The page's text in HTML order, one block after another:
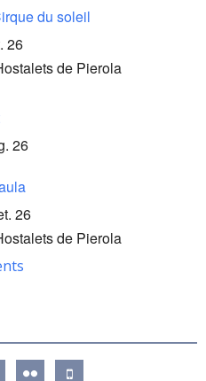
du soleil
26
de Pierola
26
26
de Pierola
flickr mobile